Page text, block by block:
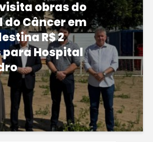
obras do
do Câncer em
R$ 2
Hospital